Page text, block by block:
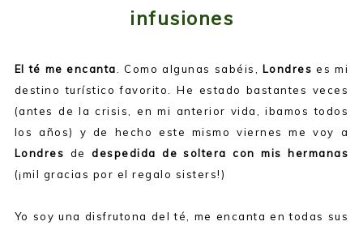
infusiones
El té me encanta. Como algunas sabéis, Londres es mi
destino turístico favorito. He estado bastantes veces
(antes de la crisis, en mi anterior vida, ibamos todos
los años) y de hecho este mismo viernes me voy a
Londres dedespedida de soltera con mis hermanas
(¡mil gracias por el regalo sisters!)
Yo soy una disfrutona del té, me encanta en todas sus